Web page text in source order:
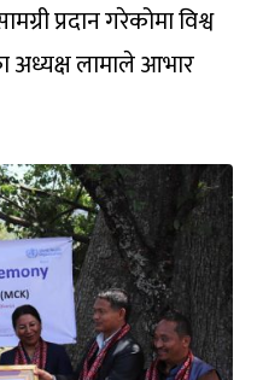
प्रदान गरेकोमा विश्व
अध्यक्ष लामाले आभार